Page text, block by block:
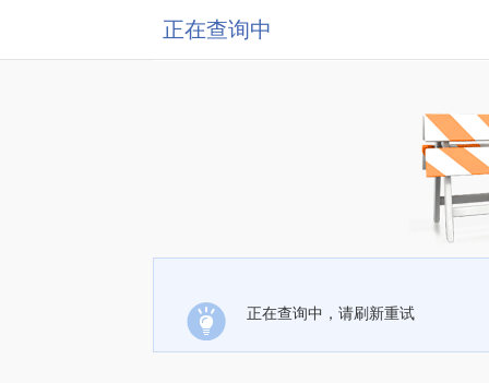
正在查询中
正在查询中，请刷新重试